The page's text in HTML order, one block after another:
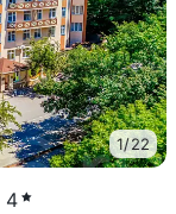
1/22
4